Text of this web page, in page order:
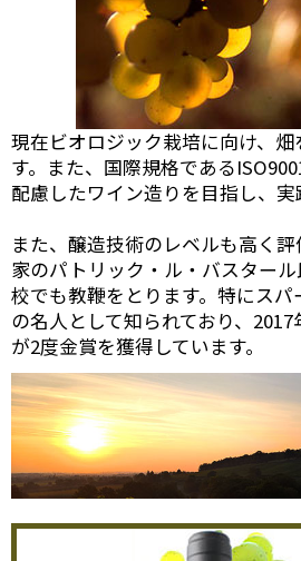
現在ビオロジック栽培に向け、畑
す。また、国際規格である
配慮したワイン造りを目指し、実
また、醸造技術のレベルも高く
家のパトリック・ル・バスター
校でも教鞭をとります。特にスパ
の名人として知られており、
が2度金賞を獲得しています。